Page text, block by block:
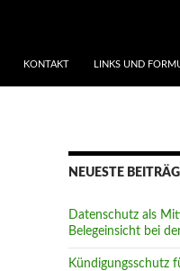
KONTAKT LINKS UND
NEUESTE
Datenschutz als
Belegeinsicht bei
Kündigungsschutz